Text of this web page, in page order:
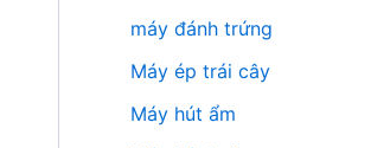
máy đánh trứng
Máy ép trái cây
Máy hút ẩm